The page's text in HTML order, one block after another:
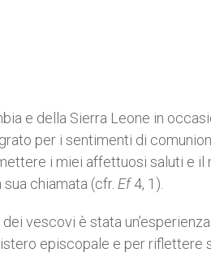
e della Sierra Leone in
per i sentimenti di
i miei affettuosi saluti e il
chiamata (cfr. Ef4, 1).
vescovi è stata
episcopale e per riflettere